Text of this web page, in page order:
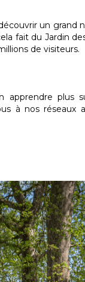
un grand
fait du Jardin
de visiteurs.
plus
à nos réseaux